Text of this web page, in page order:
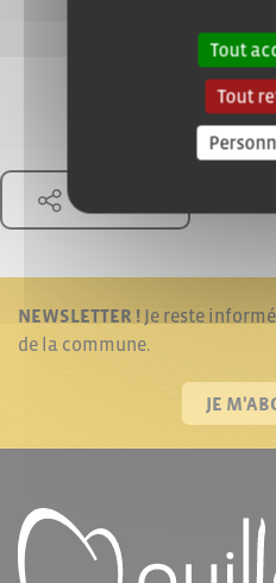
Ce
NEWSLETTER ! Je reste
de la commune.
JE
Tout
Tout